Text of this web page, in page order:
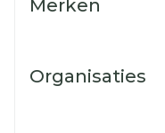
Merken
Organisaties